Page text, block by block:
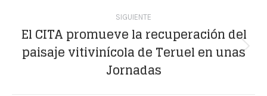
SIGUIENTE
Publicación
siguiente:
El CITA promueve la recuperación del
paisaje vitivinícola de Teruel en unas
Jornadas